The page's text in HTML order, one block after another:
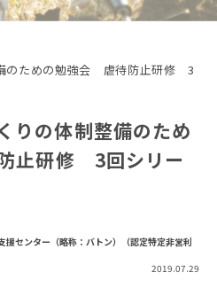
のための勉強会 虐待防止研修 3
りの体制整備のため
止研修 3回シリー
援センター（略称：バトン）（認定特定非営利
2019.07.29